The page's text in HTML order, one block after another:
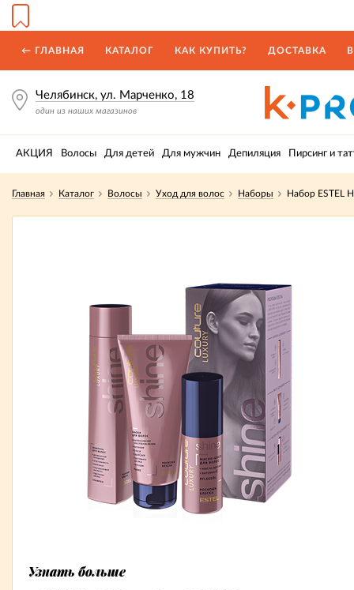
← ГЛАВНАЯ КАТАЛОГ КАК КУПИТЬ? ДОСТАВКА
Челябинск, ул. Марченко, 18
один из наших магазинов
АКЦИЯ Волосы Для детей Для мужчин Депиляция Пирсинг и
Главная Каталог Волосы Уход для волос Наборы Набор ESTEL
Узнать больше